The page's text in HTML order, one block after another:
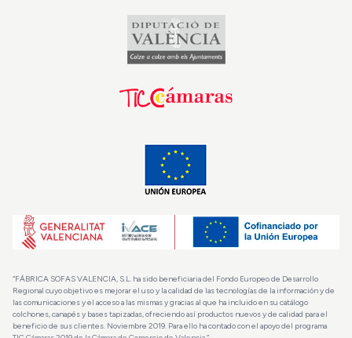
“FÁBRICA SOFAS VALENCIA, S.L. ha sido beneficiaria del Fondo Europeo de Desarrollo
Regional cuyo objetivo es mejorar el uso y la calidad de las tecnologías de la información y de
las comunicaciones y el acceso a las mismas y gracias al que ha incluido en su catálogo
colchones, canapés y bases tapizadas, ofreciendo así productos nuevos y de calidad para el
beneficio de sus clientes. Noviembre 2019. Para ello ha contado con el apoyo del programa